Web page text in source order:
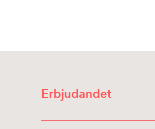
Erbjudandet